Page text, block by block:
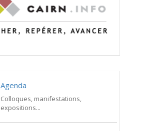
Agenda
Colloques, manifestations,
expositions...